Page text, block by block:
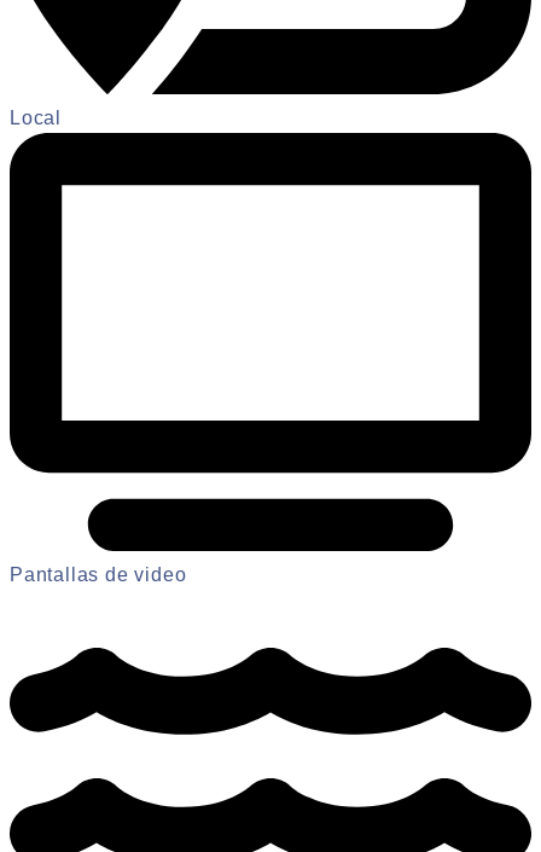
Local
Pantallas de video